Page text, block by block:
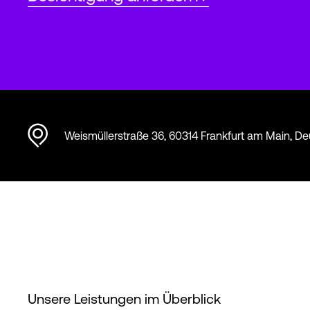
Weismüllerstraße 36, 60314 Frankfurt am Main,
Unsere Leistungen im Überblick